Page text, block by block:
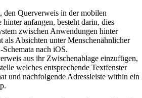
Querverweis in der mobilen
hinter anfangen, besteht darin, dies
zwischen Anwendungen hinter
als Absichten unter Menschenähnlicher
nach ⁢iOS.
aus ihr Zwischenablage einzufügen,
welches entsprechende Textfenster
und nachfolgende Adressleiste within ein